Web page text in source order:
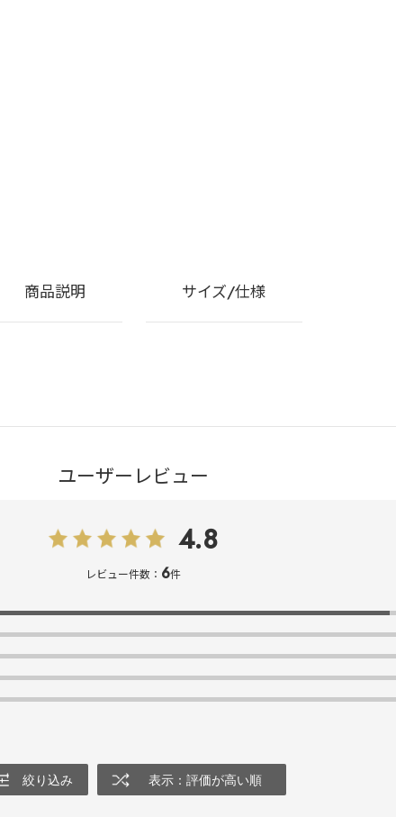
商品説明 サイズ/仕様
ユーザーレビュー
4.8
レビュー件数： 6件
絞り込み 表示：評価が高い順